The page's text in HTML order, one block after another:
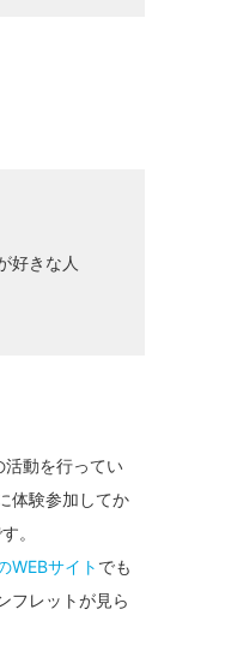
好きな人
動を行ってい
体験参加してか
。
WEBサイト でも
フレットが見ら